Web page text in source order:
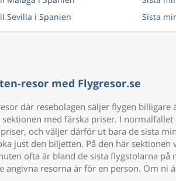
Sevilla i Spanien
Sista
resor med Flygresor.se
där resebolagen säljer flygen
med färska priser. I
och väljer därför ut bara de sista
just den biljetten. På den här
ofta är bland de sista flygstolarna
angivna resorna är för en person. Om ni